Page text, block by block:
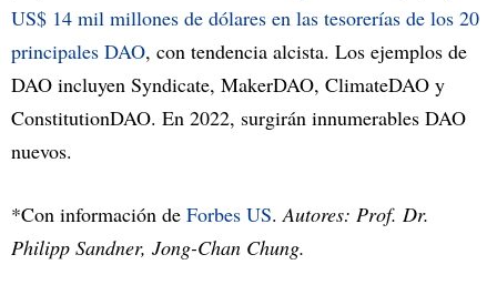
US$ 14 mil millones de dólares en las tesorerías de los 20
principales DAO, con tendencia alcista. Los ejemplos de
DAO incluyen Syndicate, MakerDAO, ClimateDAO y
ConstitutionDAO. En 2022, surgirán innumerables DAO
nuevos.
*Con información de Forbes US.Autores: Prof. Dr.
Philipp Sandner, Jong-Chan Chung.